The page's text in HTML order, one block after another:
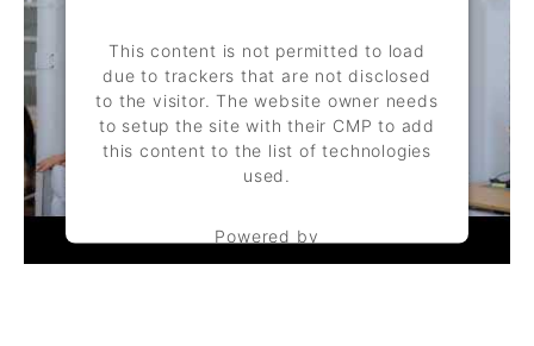
This content is not permitted to load
due to trackers that are not disclosed
to the visitor. The website owner needs
to setup the site with their CMP to add
this content to the list of technologies
used.
Powered by
Usercentrics Consent Management